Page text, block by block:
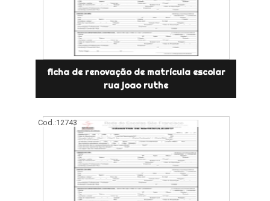
ficha de renovação de matrícula escolar
rua joao ruthe
Cod.:12743